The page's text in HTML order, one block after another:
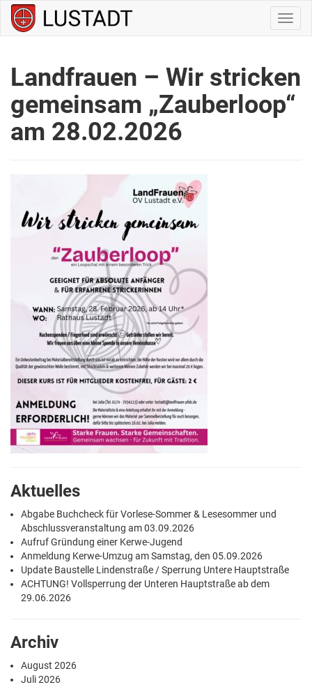
ein-/
Landfrauen – Wir stricken
gemeinsam „Zauberloop“
am 28.02.2026
Aktuelles
Abgabe Buchcheck für Vorlese-Sommer & Lesesommer und
Abschlussveranstaltung am 03.09.2026
Aufruf Gründung einer Kerwe-Jugend
Anmeldung Kerwe-Umzug am Samstag, den 05.09.2026
Update Baustelle Lindenstraße / Sperrung Untere Hauptstraße
ACHTUNG! Vollsperrung der Unteren Hauptstraße ab dem
29.06.2026
Archiv
August 2026
Juli 2026